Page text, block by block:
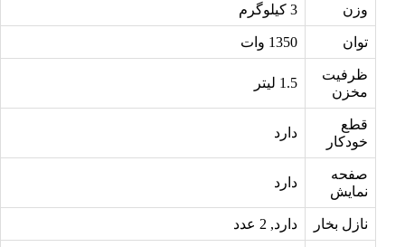
وزن
توان 1350 وات
ظرفیت
مخزن
1.5 لیتر
قطع
خودکار
دارد
صفحه
نمایش
دارد
نازل بخار دارد, 2 عدد